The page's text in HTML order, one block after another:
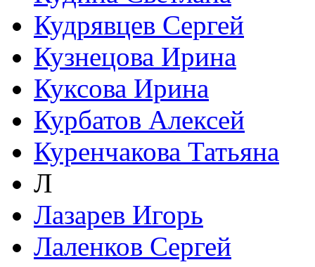
Кудрявцев Сергей
Кузнецова Ирина
Куксова Ирина
Курбатов Алексей
Куренчакова Татьяна
Л
Лазарев Игорь
Лаленков Сергей